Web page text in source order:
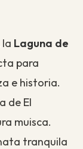
la Laguna de
para
e historia.
de El
muisca.
tranquila